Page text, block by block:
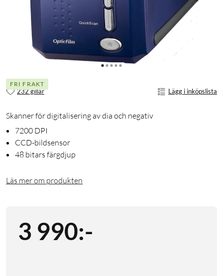
FRI FRAKT
232 gillar Lägg i inköpslista
Skanner för digitalisering av dia och negativ
7200 DPI
CCD-bildsensor
48 bitars färgdjup
Läs mer om produkten
3 990:-